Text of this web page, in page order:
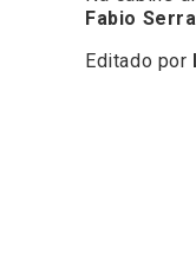
Fabio
Editado por